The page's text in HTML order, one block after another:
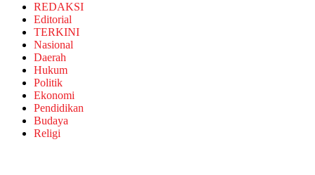
REDAKSI
Editorial
TERKINI
Nasional
Daerah
Hukum
Politik
Ekonomi
Pendidikan
Budaya
Religi